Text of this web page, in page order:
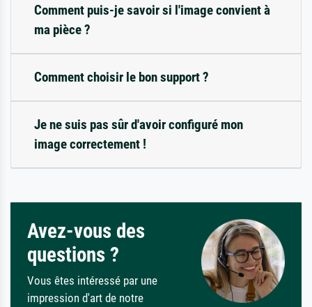
Comment puis-je savoir si l'image convient à
ma pièce ?
Comment choisir le bon support ?
Je ne suis pas sûr d'avoir configuré mon
image correctement !
Avez-vous des
questions ?
Vous êtes intéressé par une
impression d'art de notre